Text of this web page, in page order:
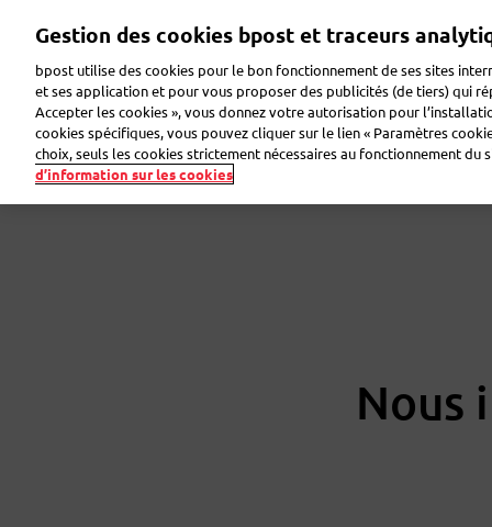
principal
Faire de la publicité Envoyer des colis
Nous
Gestion des cookies bpost et traceurs
bpost utilise des cookies pour le bon fonctionnement de ses sites
et ses application et pour vous proposer des publicités (de tiers) qui
Accepter les cookies », vous donnez votre autorisation pour
cookies spécifiques, vous pouvez cliquer sur le lien « Paramètres
choix, seuls les cookies strictement nécessaires au fonctionnement du
d’information sur les cookies